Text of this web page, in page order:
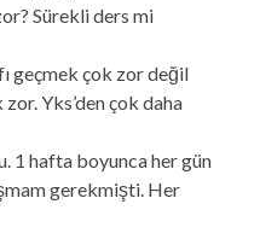
Sürekli ders mi
geçmek çok zor değil
Yks’den çok daha
1 hafta boyunca her gün
gerekmişti. Her